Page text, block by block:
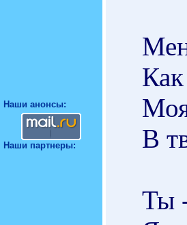
Наши анонсы:
Наши партнеры:
В
Ты